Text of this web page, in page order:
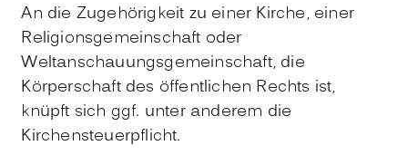
An die Zugehörigkeit zu einer Kirche, einer
Religionsgemeinschaft oder
Weltanschauungsgemeinschaft, die
Körperschaft des öffentlichen Rechts ist,
knüpft sich ggf. unter anderem die
Kirchensteuerpflicht.